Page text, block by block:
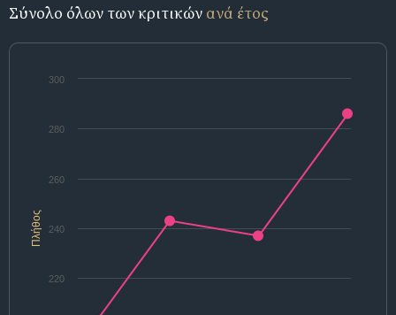
Σύνολο όλων των κριτικών ανά έτος
Πλήθος
220
240
260
280
300